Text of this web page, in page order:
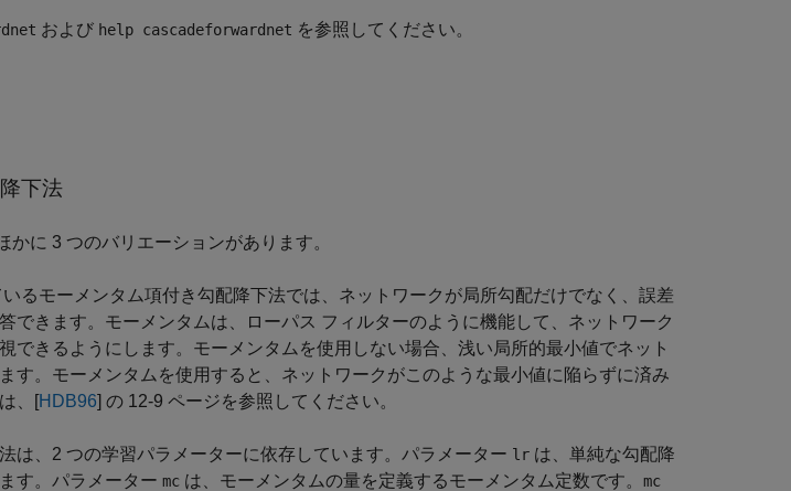
および help cascadeforwardnet を参照してください。
下法
かに 3 つのバリエーションがあります。
るモーメンタム項付き勾配降下法では、ネットワークが局所勾配だけでなく、誤差
できます。モーメンタムは、ローパス フィルターのように機能して、ネットワーク
できるようにします。モーメンタムを使用しない場合、浅い局所的最小値でネット
す。モーメンタムを使用すると、ネットワークがこのような最小値に陥らずに済み
、[HDB96] の 12-9 ページを参照してください。
は、2 つの学習パラメーターに依存しています。パラメーター lr は、単純な勾配降
す。パラメーター mc は、モーメンタムの量を定義するモーメンタム定数です。 mc